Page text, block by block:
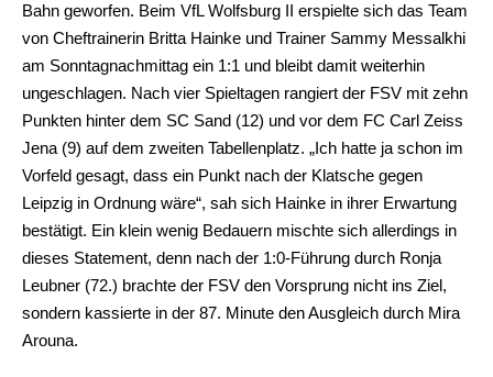
Bahn geworfen. Beim VfL Wolfsburg II erspielte sich das Team
von Cheftrainerin Britta Hainke und Trainer Sammy Messalkhi
am Sonntagnachmittag ein 1:1 und bleibt damit weiterhin
ungeschlagen. Nach vier Spieltagen rangiert der FSV mit zehn
Punkten hinter dem SC Sand (12) und vor dem FC Carl Zeiss
Jena (9) auf dem zweiten Tabellenplatz. „Ich hatte ja schon im
Vorfeld gesagt, dass ein Punkt nach der Klatsche gegen
Leipzig in Ordnung wäre“, sah sich Hainke in ihrer Erwartung
bestätigt. Ein klein wenig Bedauern mischte sich allerdings in
dieses Statement, denn nach der 1:0-Führung durch Ronja
Leubner (72.) brachte der FSV den Vorsprung nicht ins Ziel,
sondern kassierte in der 87. Minute den Ausgleich durch Mira
Arouna.